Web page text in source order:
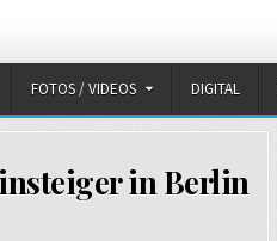
FOTOS / VIDEOS DIGITAL
in Berlin